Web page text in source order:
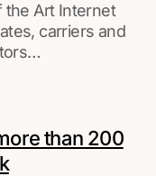
the Art Internet
carriers and
than 200